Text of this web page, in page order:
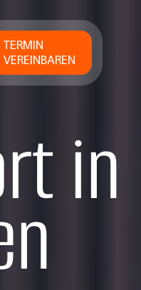
TERMIN
VEREINBAREN